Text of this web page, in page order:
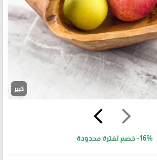
كبير
arrow_forward_ios
arrow_back_ios
-16% خصم لفترة محدودة